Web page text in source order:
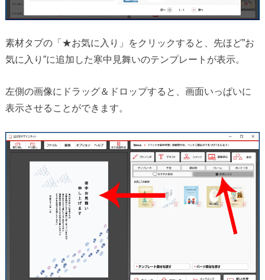
素材タブの「★お気に入り」をクリックすると、先ほど”お
気に入り”に追加した寒中見舞いのテンプレートが表示。
左側の画像にドラッグ＆ドロップすると、画面いっぱいに
表示させることができます。